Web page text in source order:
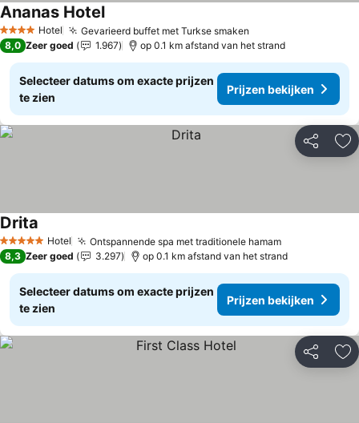
4 SterrenHotel Gevarieerd buffet met Turkse smaken
Ananas HotelPrijzen bekijken
8,0 Zeer goed 1.967 op 0.1 km afstand van het strand
Selecteer datums om exacte prijzen
te zien
Prijzen bekijken
Delen
5 Sterren Hotel Ontspannende spa met traditionele hamamPrijzen
Drita
8,3 Zeer goed 3.297 op 0.1 km afstand van het strand
Selecteer datums om exacte prijzen
te zien
Prijzen bekijken
Delen